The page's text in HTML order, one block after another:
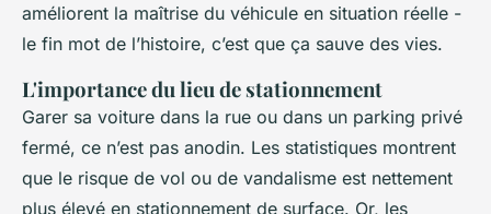
améliorent la maîtrise du véhicule en situation réelle -
le fin mot de l’histoire, c’est que ça sauve des vies.
L'importance du lieu de stationnement
Garer sa voiture dans la rue ou dans un parking privé
fermé, ce n’est pas anodin. Les statistiques montrent
que le risque de vol ou de vandalisme est nettement
plus élevé en stationnement de surface. Or, les